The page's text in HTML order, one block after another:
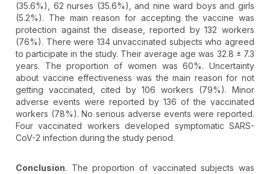
(35.6%), 62 nurses (35.6%), and nine ward boys and girls
(5.2%). The main reason for accepting the vaccine was
protection against the disease, reported by 132 workers
(76%). There were 134 unvaccinated subjects who agreed
to participate in the study. Their average age was 32.8 ± 7.3
years. The proportion of women was 60%. Uncertainty
about vaccine effectiveness was the main reason for not
getting vaccinated, cited by 106 workers (79%). Minor
adverse events were reported by 136 of the vaccinated
workers (78%). No serious adverse events were reported.
Four vaccinated workers developed symptomatic SARS-
CoV-2 infection during the study period.
Conclusion. The proportion of vaccinated subjects was